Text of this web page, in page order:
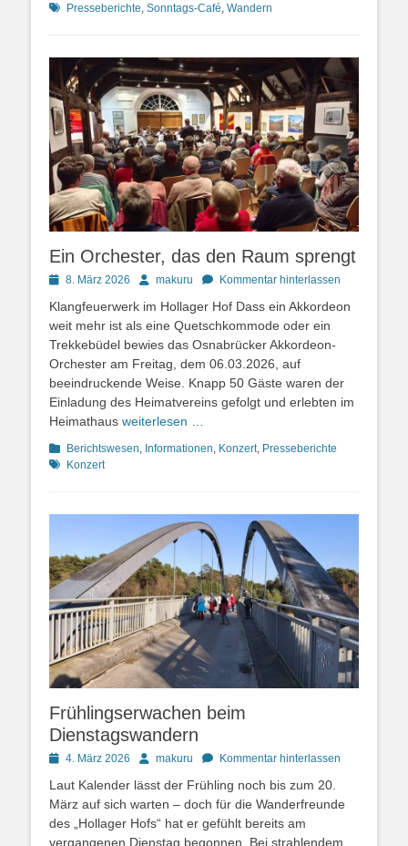
Presseberichte, Sonntags-Café, Wandern
Ein Orchester, das den Raum sprengt
Posted8. März 2026 Autormakuru Kommentar hinterlassen
Klangfeuerwerk im Hollager Hof Dass ein Akkordeon
weit mehr ist als eine Quetschkommode oder ein
Trekkebüdel bewies das Osnabrücker Akkordeon-
Orchester am Freitag, dem 06.03.2026, auf
beeindruckende Weise. Knapp 50 Gäste waren der
Einladung des Heimatvereins gefolgt und erlebten im
Heimathaus weiterlesen …
Kategorien
Berichtswesen, Informationen, Konzert, Presseberichte
Konzert
Frühlingserwachen beim
Dienstagswandern
Posted4. März 2026 Autormakuru Kommentar hinterlassen
Laut Kalender lässt der Frühling noch bis zum 20.
März auf sich warten – doch für die Wanderfreunde
des „Hollager Hofs“ hat er gefühlt bereits am
vergangenen Dienstag begonnen. Bei strahlendem